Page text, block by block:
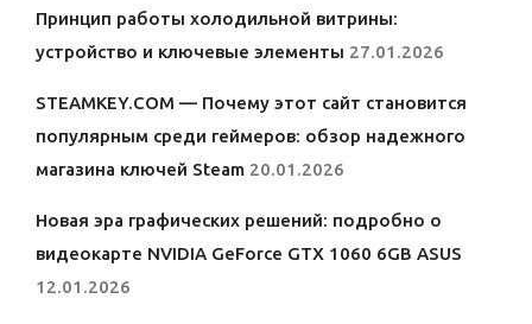
Принцип работы холодильной витрины:
устройство и ключевые элементы 27.01.2026
STEAMKEY.COM — Почему этот сайт становится
популярным среди геймеров: обзор надежного
магазина ключей Steam 20.01.2026
Новая эра графических решений: подробно о
видеокарте NVIDIA GeForce GTX 1060 6GB ASUS
12.01.2026